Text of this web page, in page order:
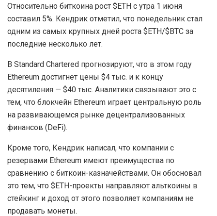
Относительно биткоина рост $ETH с утра 1 июня
составил 5%. Кендрик отметил, что понедельник стал
одним из самых крупных дней роста $ETH/$BTC за
последние несколько лет.
В Standard Chartered прогнозируют, что в этом году
Ethereum достигнет цены $4 тыс. и к концу
десятиления — $40 тыс. Аналитики связывают это с
тем, что блокчейн Ethereum играет центральную роль
на развивающемся рынке децентрализованных
финансов (DeFi).
Кроме того, Кендрик написал, что компании с
резервами Ethereum имеют преимущества по
сравнению с биткоин-казначействами. Он обосновал
это тем, что $ETH-проекты направляют альткоины в
стейкинг и доход от этого позволяет компаниям не
продавать монеты.